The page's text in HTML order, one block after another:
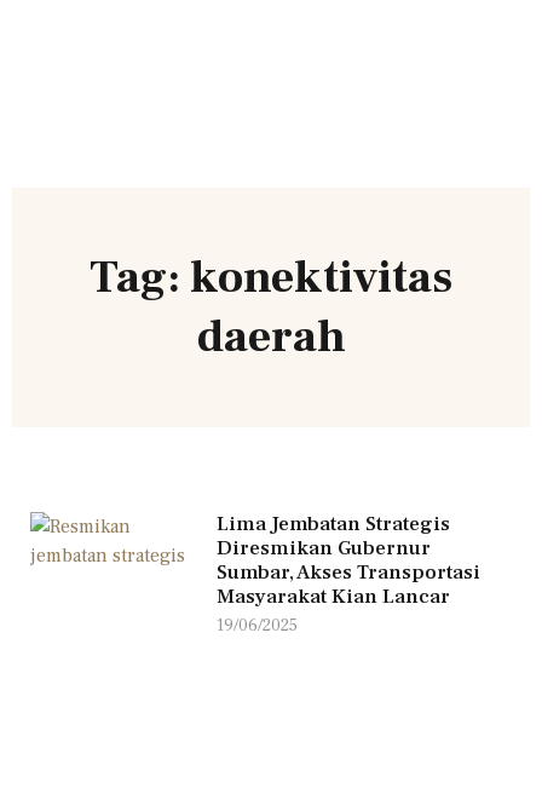
Tag: konektivitas
daerah
Lima Jembatan Strategis
Diresmikan Gubernur
Sumbar, Akses Transportasi
Masyarakat Kian Lancar
19/06/2025